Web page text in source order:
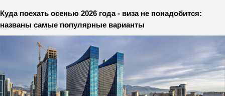
Куда поехать осенью 2026 года - виза не понадобится:
названы самые популярные варианты